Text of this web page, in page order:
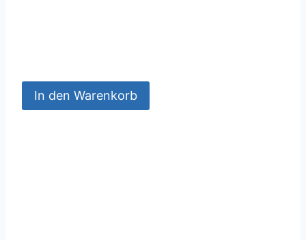
In den Warenkorb